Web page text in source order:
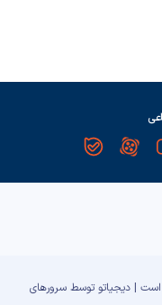
| دیجیاتو توسط سرورهای